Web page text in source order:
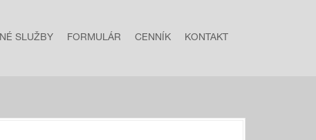
INÉ SLUŽBY FORMULÁR CENNÍK KONTAKT